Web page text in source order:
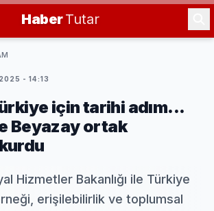
HaberTutar
- 14:13
için tarihi adım...
Beyazay ortak
Hizmetler Bakanlığı ile Türkiye
erişilebilirlik ve toplumsal